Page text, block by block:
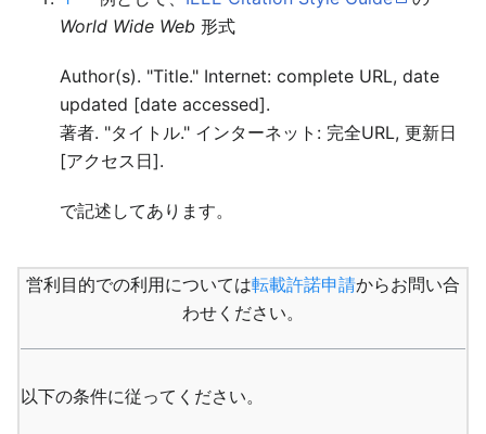
World Wide Web 形式
Author(s). "Title." Internet: complete URL, date
updated [date accessed].
著者. "タイトル." インターネット: 完全URL, 更新日
[アクセス日].
で記述してあります。
営利目的での利用については転載許諾申請からお問い合
わせください。
以下の条件に従ってください。